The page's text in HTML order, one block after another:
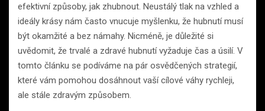
efektivní způsoby, jak zhubnout. Neustálý tlak na vzhled a
ideály krásy nám často vnucuje myšlenku, že hubnutí musí
být okamžité a bez námahy. Nicméně, je důležité si
uvědomit, že trvalé a zdravé hubnutí vyžaduje čas a úsilí. V
tomto článku se podíváme na pár osvědčených strategií,
které vám pomohou dosáhnout vaší cílové váhy rychleji,
ale stále zdravým způsobem.